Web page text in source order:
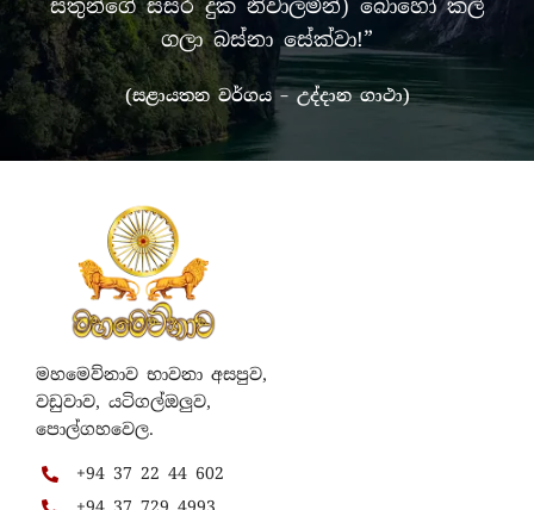
සතුන්ගේ සසර දුක නිවාලමින්) බොහෝ කල්
ගලා බස්නා සේක්වා!”
(සළායතන වර්ගය – උද්දාන ගාථා)
මහමෙව්නාව භාවනා අසපුව,
වඩුවාව, යටිගල්ඔලුව,
පොල්ගහවෙල.
+94 37 22 44 602